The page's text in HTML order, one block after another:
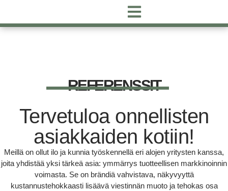
REFERENSSIT
Tervetuloa onnellisten
asiakkaiden kotiin!
Meillä on ollut ilo ja kunnia työskennellä eri alojen yritysten kanssa,
joita yhdistää yksi tärkeä asia: ymmärrys tuotteellisen markkinoinnin
voimasta. Se on brändiä vahvistava, näkyvyyttä
kustannustehokkaasti lisäävä viestinnän muoto ja tehokas osa